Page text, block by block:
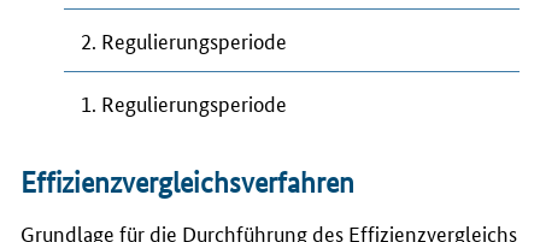
2. Regulierungsperiode
1. Regulierungsperiode
Effizienzvergleichsverfahren
Grundlage für die Durchführung des Effizienzvergleichs